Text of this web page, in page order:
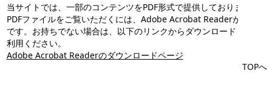
TOPへ
当サイトでは、一部のコンテンツをPDF形式で提供しております。
PDFファイルをご覧いただくには、Adobe Acrobat Readerが必要
です。お持ちでない場合は、以下のリンクからダウンロードしてご
利用ください。
Adobe Acrobat Readerのダウンロードページ